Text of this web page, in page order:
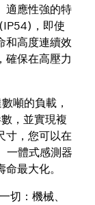
適應性強的特
，即使
和高度連續效
確保在高壓力
噸的負載，
，並實現複
寸，您可以在
一體式感測器
最大化。
切：機械、